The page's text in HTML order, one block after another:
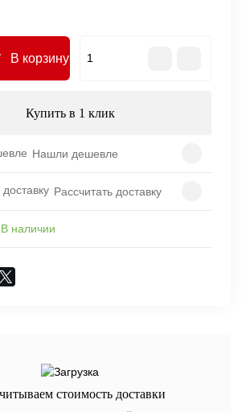
В корзину
Купить в 1 клик
Нашли дешевле
Рассчитать доставку
В наличии
стоимость доставки